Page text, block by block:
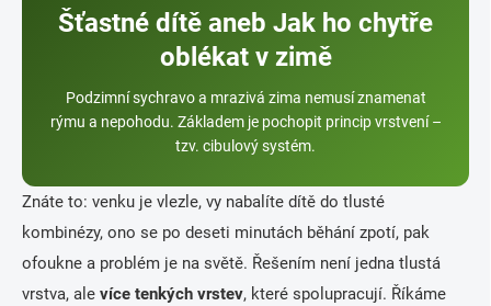
Šťastné dítě aneb Jak ho chytře
oblékat v zimě
Podzimní sychravo a mrazivá zima nemusí znamenat
rýmu a nepohodu. Základem je pochopit princip vrstvení –
tzv. cibulový systém.
Znáte to: venku je vlezle, vy nabalíte dítě do tlusté
kombinézy, ono se po deseti minutách běhání zpotí, pak
ofoukne a problém je na světě. Řešením není jedna tlustá
vrstva, ale více tenkých vrstev, které spolupracují. Říkáme